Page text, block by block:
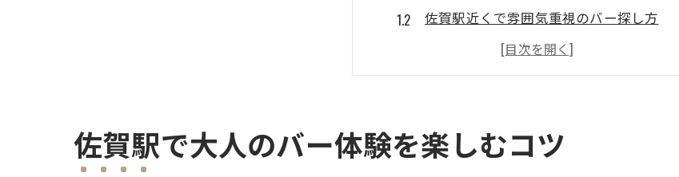
佐賀駅近くで雰囲気重視のバー探し方
大人のデートに最適なバーの特徴とは
リラックスできるバー空間の魅力解説
佐賀駅周辺で人気のバー活用のコツ
デートに最適な佐賀駅周辺バーの魅力
佐賀駅で大人のバー体験を楽しむコツ